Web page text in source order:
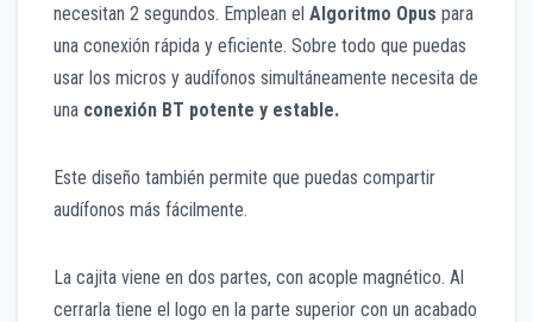
necesitan 2 segundos. Emplean el Algoritmo Opus para
una conexión rápida y eficiente. Sobre todo que puedas
usar los micros y audífonos simultáneamente necesita de
una conexión BT potente y estable.
Este diseño también permite que puedas compartir
audífonos más fácilmente.
La cajita viene en dos partes, con acople magnético. Al
cerrarla tiene el logo en la parte superior con un acabado